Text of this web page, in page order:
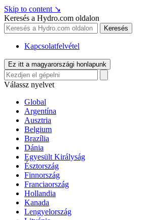
Skip to content ↘
Keresés a Hydro.com oldalon
Keresés
Kapcsolatfelvétel
Ez itt a magyarországi honlapunk
Válassz nyelvet
Global
Argentína
Ausztria
Belgium
Brazília
Dánia
Egyesült Királyság
Észtország
Finnország
Franciaország
Hollandia
Kanada
Lengyelország